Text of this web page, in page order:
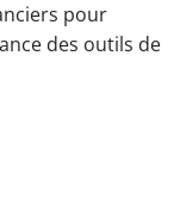
pour
des outils de